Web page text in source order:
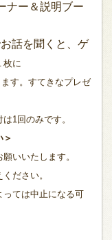
ナー＆説明ブー
を聞くと、ゲ
枚に
す。 すてきなプレゼ
回のみです。
いいたします。
ださい。
っては中止になる可